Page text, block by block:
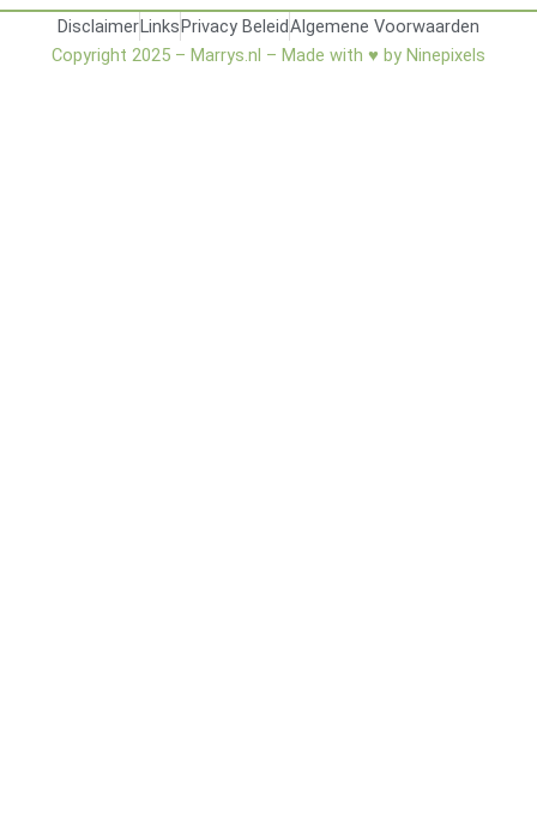
DisclaimerLinksPrivacy BeleidAlgemene Voorwaarden
Copyright 2025 – Marrys.nl – Made with ♥ by Ninepixels